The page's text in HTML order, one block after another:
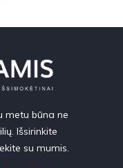
metu būna ne
Išsirinkite
su mumis.